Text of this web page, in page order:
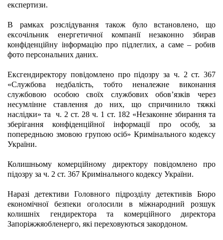
експертизи.
В рамках розслідування також було встановлено, що
ексочільник енергетичної компанії незаконно збирав
конфіденційну інформацію про підлеглих, а саме – робив
фото персональних даних.
Ексгендиректору повідомлено про підозру за ч. 2 ст. 367
«Службова недбалість, тобто неналежне виконання
службовою особою своїх службових обов’язків через
несумлінне ставлення до них, що спричинило тяжкі
наслідки» та  ч. 2 ст. 28 ч. 1 ст. 182 «Незаконне збирання та
зберігання конфіденційної інформації про особу, за
попередньою змовою групою осіб» Кримінального кодексу
України.
Колишньому комерційному директору повідомлено про
підозру за ч. 2 ст. 367 Кримінального кодексу України.
Наразі детективи Головного підрозділу детективів Бюро
економічної безпеки оголосили в міжнародний розшук
колишніх гендиректора та комерційного директора
Запоріжжяобленерго, які переховуються закордоном.